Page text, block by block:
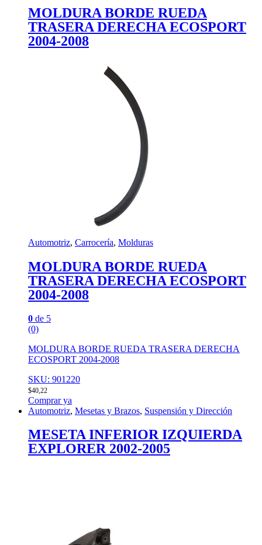
MOLDURA BORDE RUEDA
TRASERA DERECHA ECOSPORT
2004-2008
Automotriz, Carrocería, Molduras
MOLDURA BORDE RUEDA
TRASERA DERECHA ECOSPORT
2004-2008
0 de 5
(0)
MOLDURA BORDE RUEDA TRASERA DERECHA
ECOSPORT 2004-2008
SKU: 901220
$40,22
Comprar ya
Automotriz, Mesetas y Brazos, Suspensión y Dirección
MESETA INFERIOR IZQUIERDA
EXPLORER 2002-2005